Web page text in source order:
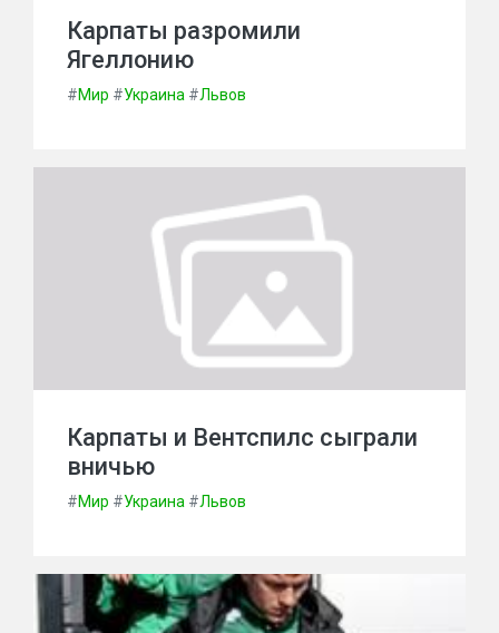
Карпаты разромили
Ягеллонию
#Мир #Украина #Львов
Карпаты и Вентспилс сыграли
вничью
#Мир #Украина #Львов